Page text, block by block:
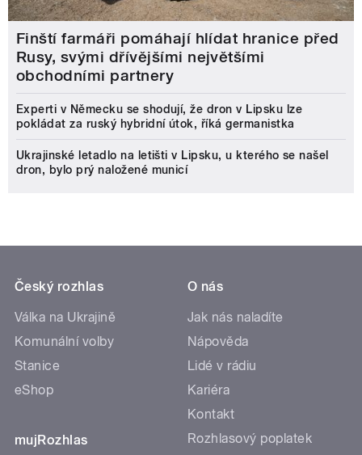
Finští farmáři pomáhají hlídat hranice před
Rusy, svými dřívějšími největšími
obchodními partnery
Experti v Německu se shodují, že dron v Lipsku lze
pokládat za ruský hybridní útok, říká germanistka
Ukrajinské letadlo na letišti v Lipsku, u kterého se našel
dron, bylo prý naložené municí
Český rozhlas
Válka na Ukrajině
Komunální volby
Stanice
eShop
mujRozhlas
O nás
Jak nás naladíte
Nápověda
Lidé v rádiu
Kariéra
Kontakt
Rozhlasový poplatek